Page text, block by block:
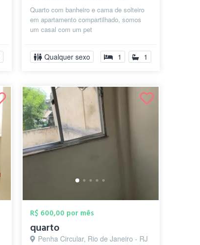
Quarto com banheiro e cama de solteiro
em apartamento compartilhado, somos
um casal com um pet
Qualquer sexo 1 1
R$ 600,00 por mês
quarto
Penha Circular, Rio de Janeiro - RJ